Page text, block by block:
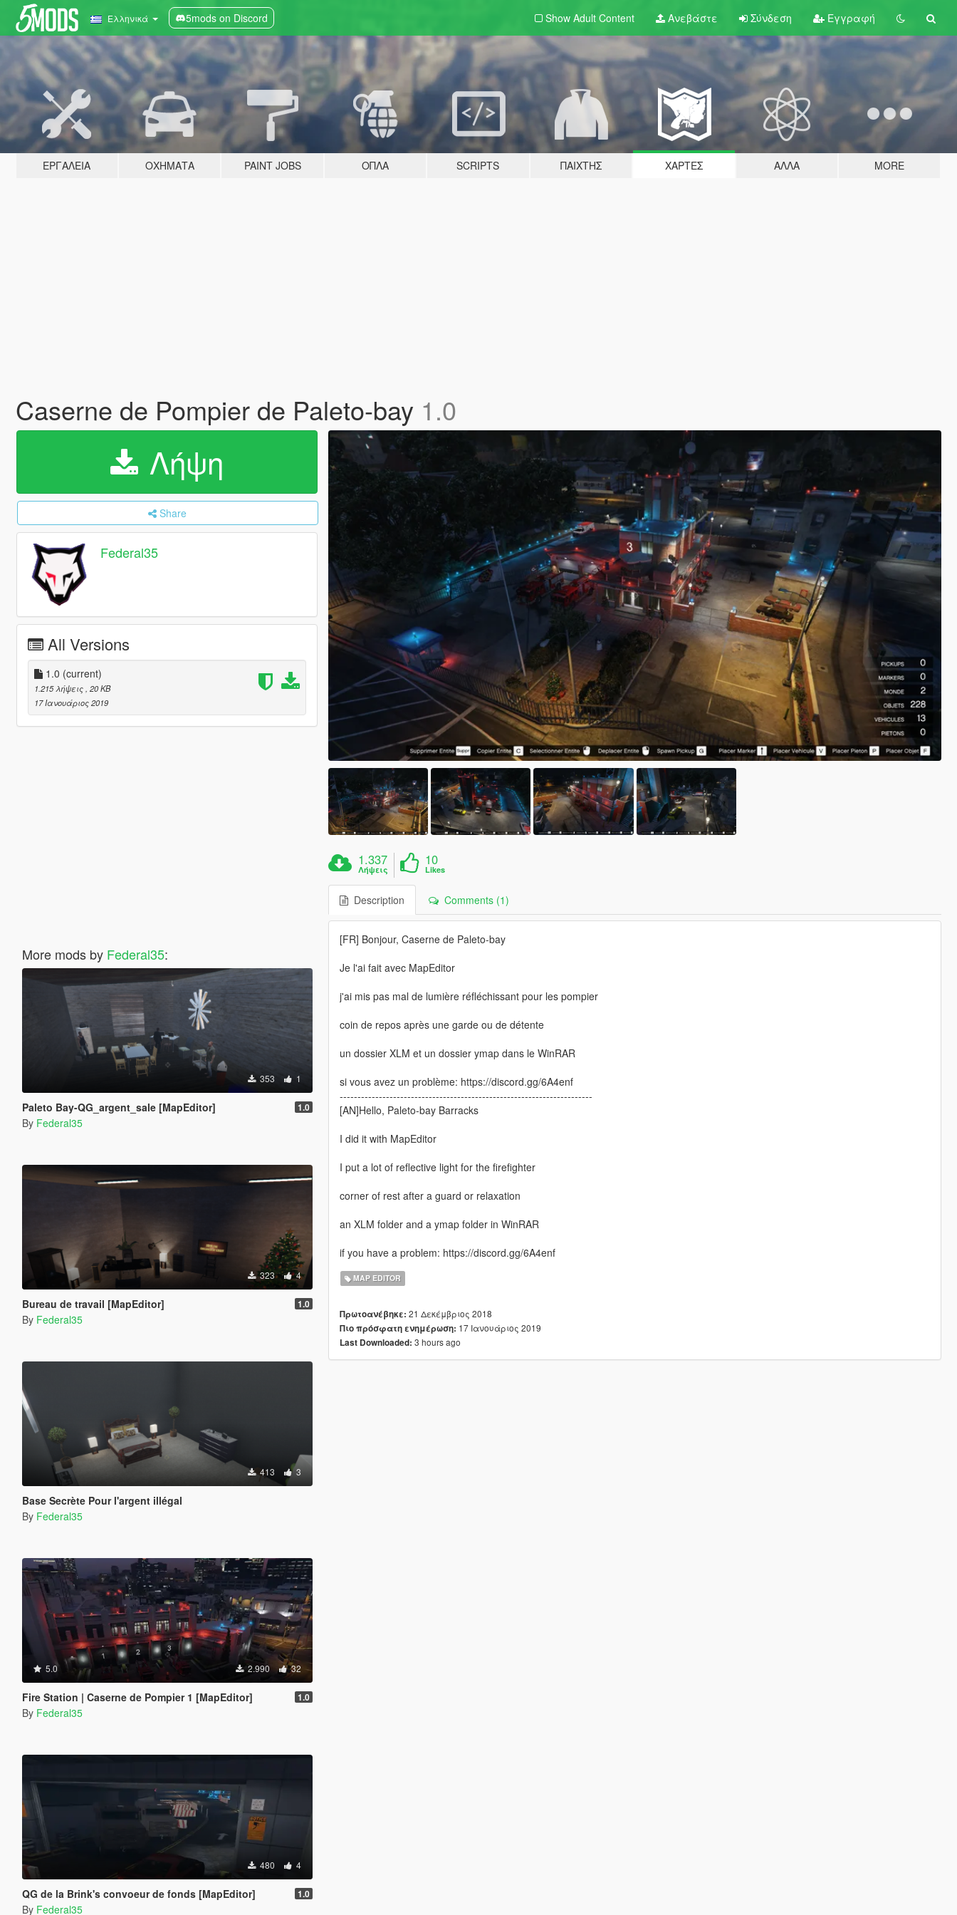
Ελληνικά 5mods on Discord Show Adult Content Ανεβάστε Σύνδεση Εγγραφή
ΕΡΓΑΛΕΊΑ ΟΧΉΜΑΤΑ PAINT JOBS ΌΠΛΑ SCRIPTS ΠΑΊΧΤΗΣ ΧΆΡΤΕΣ ΆΛΛΑ MORE
Caserne de Pompier de Paleto-bay 1.0
Λήψη
Share
Federal35
All Versions
1.0 (current)
1.215 λήψεις , 20 KB
17 Ιανουάριος 2019
More mods by Federal35:
353 1
Paleto Bay-QG_argent_sale [MapEditor] 1.0
By Federal35
323 4
Bureau de travail [MapEditor] 1.0
By Federal35
413 3
Base Secrète Pour l'argent illégal
By Federal35
5.0 2.990 32
Fire Station | Caserne de Pompier 1 [MapEditor] 1.0
By Federal35
480 4
QG de la Brink's convoeur de fonds [MapEditor] 1.0
By Federal35
1.337
Λήψεις
10
Likes
Description Comments (1)
[FR] Bonjour, Caserne de Paleto-bay
Je l'ai fait avec MapEditor
j'ai mis pas mal de lumière réfléchissant pour les pompier
coin de repos après une garde ou de détente
un dossier XLM et un dossier ymap dans le WinRAR
si vous avez un problème: https://discord.gg/6A4enf
-----------------------------------------------------------------------
[AN]Hello, Paleto-bay Barracks
I did it with MapEditor
I put a lot of reflective light for the firefighter
corner of rest after a guard or relaxation
an XLM folder and a ymap folder in WinRAR
if you have a problem: https://discord.gg/6A4enf
MAP EDITOR
Πρωτοανέβηκε: 21 Δεκέμβριος 2018
Πιο πρόσφατη ενημέρωση: 17 Ιανουάριος 2019
Last Downloaded: 3 hours ago